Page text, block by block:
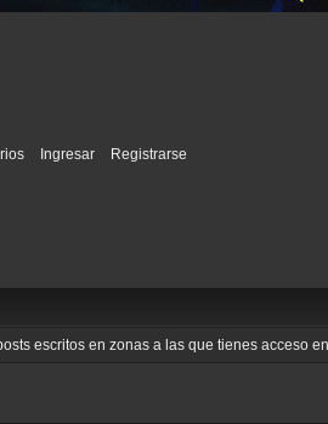
Ingresar Registrarse
escritos en zonas a las que tienes acceso